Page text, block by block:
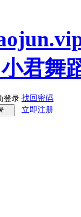
登录 找回密码
立即注册